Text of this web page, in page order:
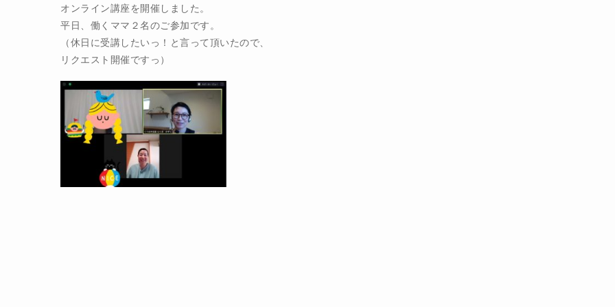
オンライン講座を開催しました。
平日、働くママ２名のご参加です。
（休日に受講したいっ！と言って頂いたので、
リクエスト開催ですっ）